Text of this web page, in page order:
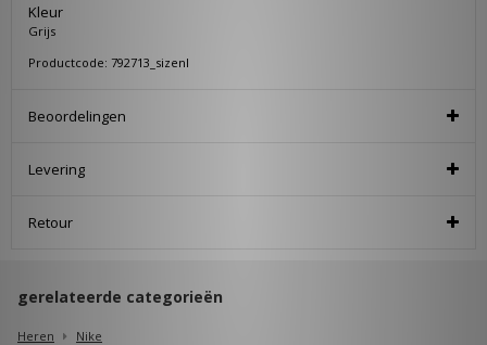
Kleur
Grijs
Productcode: 792713_sizenl
Beoordelingen
Levering
Retour
gerelateerde categorieën
Heren
Nike